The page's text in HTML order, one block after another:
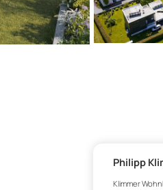
Philipp
Klimmer